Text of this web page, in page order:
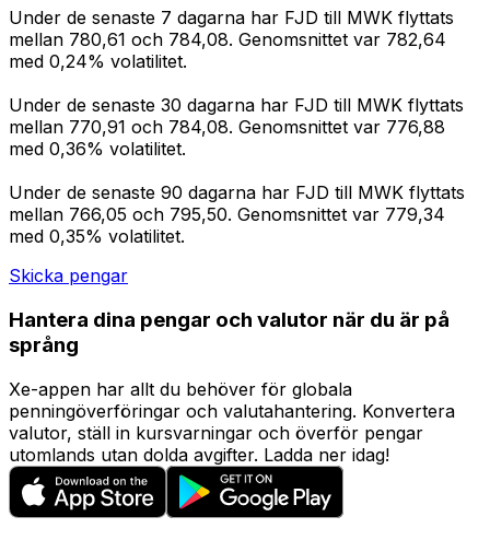
Under de senaste 7 dagarna har FJD till MWK flyttats
mellan 780,61 och 784,08. Genomsnittet var 782,64
med 0,24% volatilitet.
Under de senaste 30 dagarna har FJD till MWK flyttats
mellan 770,91 och 784,08. Genomsnittet var 776,88
med 0,36% volatilitet.
Under de senaste 90 dagarna har FJD till MWK flyttats
mellan 766,05 och 795,50. Genomsnittet var 779,34
med 0,35% volatilitet.
Skicka pengar
Hantera dina pengar och valutor när du är på
språng
Xe-appen har allt du behöver för globala
penningöverföringar och valutahantering. Konvertera
valutor, ställ in kursvarningar och överför pengar
utomlands utan dolda avgifter. Ladda ner idag!